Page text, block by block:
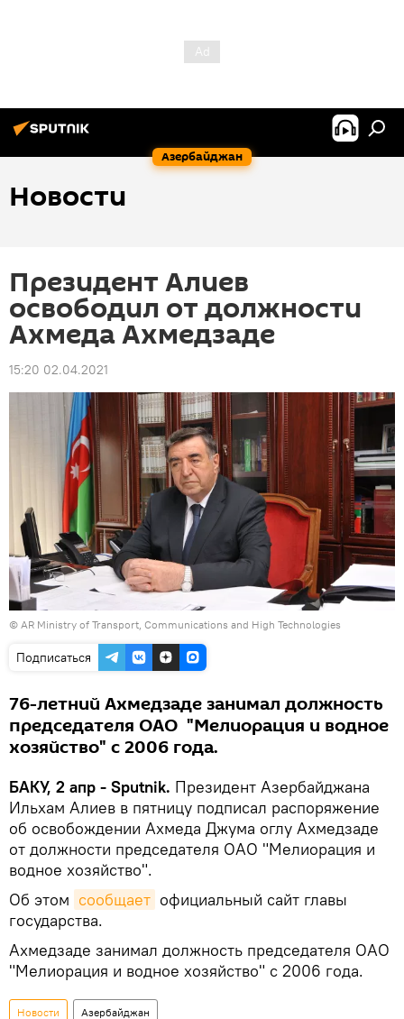
Азербайджан
Новости
Президент Алиев
освободил от должности
Ахмеда Ахмедзаде
15:20 02.04.2021
© AR Ministry of Transport, Communications and High Technologies
Подписаться
76-летний Ахмедзаде занимал должность
председателя ОАО "Мелиорация и водное
хозяйство" с 2006 года.
БАКУ, 2 апр - Sputnik. Президент Азербайджана
Ильхам Алиев в пятницу подписал распоряжение
об освобождении Ахмеда Джума оглу Ахмедзаде
от должности председателя ОАО "Мелиорация и
водное хозяйство".
Об этом сообщает официальный сайт главы
государства.
Ахмедзаде занимал должность председателя ОАО
"Мелиорация и водное хозяйство" с 2006 года.
Новости Азербайджан